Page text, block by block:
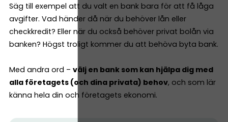
Säg till exempel att du valt en bank bara för att få låga
avgifter. Vad händer då när du behöver lån eller
checkkredit? Eller när du också behöver privat bolån via
banken? Högst troligt kommer du att behöva byta bank.
Med andra ord – välj en bank som kan hjälpa dig med
alla företagets (och dina privata) behov, och som lär
känna hela din och företagets ekonomi.